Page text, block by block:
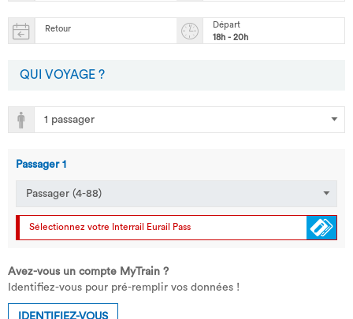
Retour
Départ
18h - 20h
QUI VOYAGE ?
Passager 1
Sélectionnez votre Interrail Eurail Pass
Avez-vous un compte MyTrain ?
Identifiez-vous pour pré-remplir vos données !
IDENTIFIEZ-VOUS